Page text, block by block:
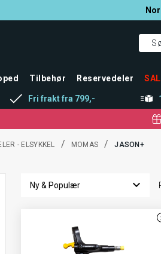
Tilbehør Reservedeler
Fri frakt fra 799,-
- ELSYKKEL / MOMAS / JASON+